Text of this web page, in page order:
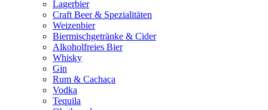
Lagerbier
Craft Beer & Spezialitäten
Weizenbier
Biermischgetränke & Cider
Alkoholfreies Bier
Whisky
Gin
Rum & Cachaça
Vodka
Tequila